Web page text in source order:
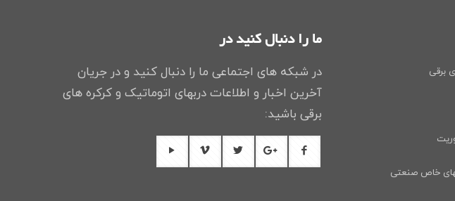
برقی
خاص صنعتی
ما را دنبال کنید در
در شبکه های اجتماعی ما را دنبال کنید و در جریان
آخرین اخبار و اطلاعات دربهای اتوماتیک و کرکره های
برقی باشید: